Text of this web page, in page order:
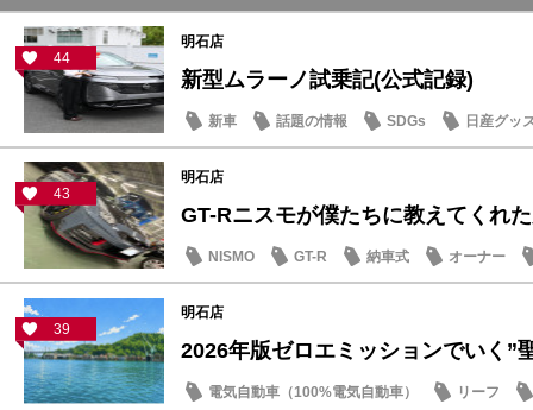
44
明石店
新型ムラーノ試乗記(公式記録)
新車 話題の情報 SDGs 日産グッ
43
明石店
GT-Rニスモが僕たちに教えてくれ
NISMO GT-R 納車式 オーナー
39
明石店
2026年版ゼロエミッションでいく”
電気自動車（100%電気自動車） リーフ